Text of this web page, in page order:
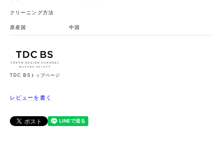
クリーニング方法
原産国 中国
TDC BSトップページ
レビューを書く